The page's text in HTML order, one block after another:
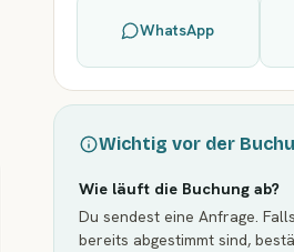
WhatsApp
Wichtig vor der
Wie läuft die Buchung ab?
Du sendest eine Anfrage.
bereits abgestimmt sind,